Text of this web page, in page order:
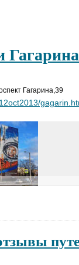
Гагарина
Гагарина,39